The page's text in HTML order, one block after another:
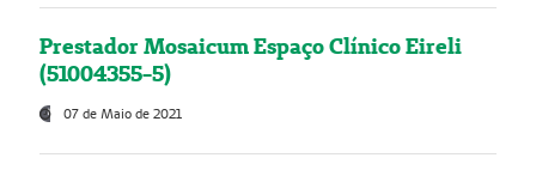
Prestador Mosaicum Espaço Clínico Eireli
(51004355-5)
07 de Maio de 2021